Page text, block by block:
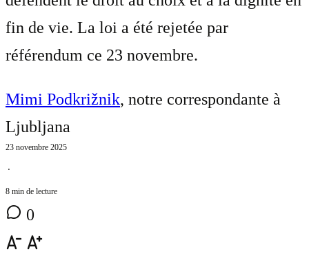
fin de vie. La loi a été rejetée par
référendum ce 23 novembre.
Mimi Podkrižnik, notre correspondante à
Ljubljana
23 novembre 2025
⋅
8 min de lecture
0